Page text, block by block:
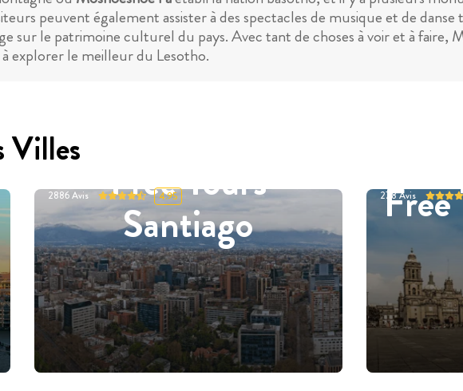
peuvent également assister à des spectacles de musique et de
sur le patrimoine culturel du pays. Avec tant de choses à voir et à faire,
explorer le meilleur du Lesotho.
Villes
Free Tours
Santiago
2886Avis 4.95 278Avis